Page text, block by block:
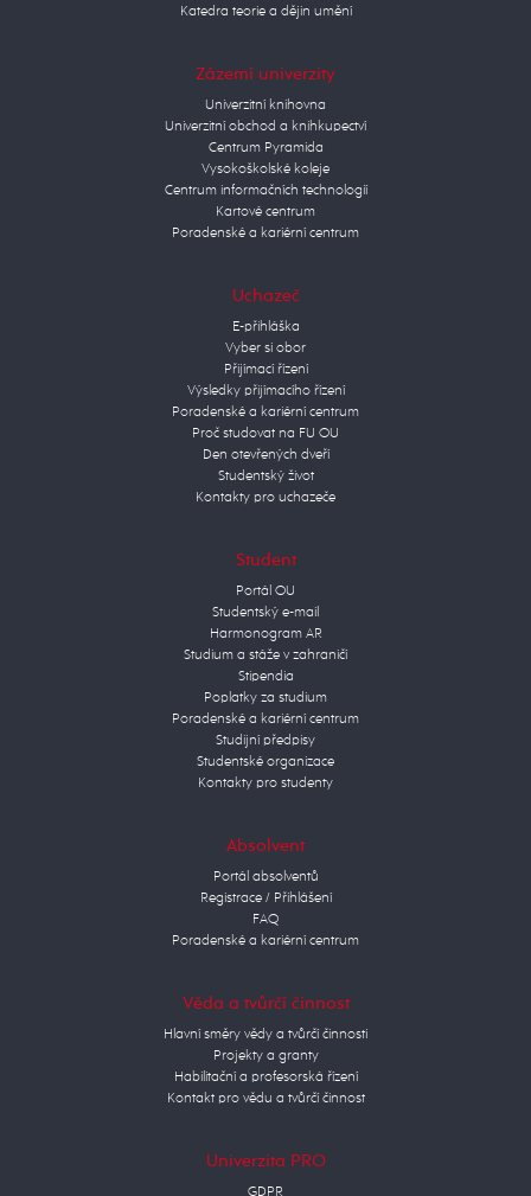
Katedra teorie a dějin umění
Zázemí univerzity
Univerzitní knihovna
Univerzitní obchod a knihkupectví
Centrum Pyramida
Vysokoškolské koleje
Centrum informačních technologií
Kartové centrum
Poradenské a kariérní centrum
Uchazeč
E-přihláška
Vyber si obor
Přijímací řízení
Výsledky přijímacího řízení
Poradenské a kariérní centrum
Proč studovat na FU OU
Den otevřených dveří
Studentský život
Kontakty pro uchazeče
Student
Portál OU
Studentský e-mail
Harmonogram AR
Studium a stáže v zahraničí
Stipendia
Poplatky za studium
Poradenské a kariérní centrum
Studijní předpisy
Studentské organizace
Kontakty pro studenty
Absolvent
Portál absolventů
Registrace / Přihlášení
FAQ
Poradenské a kariérní centrum
Věda a tvůrčí činnost
Hlavní směry vědy a tvůrčí činnosti
Projekty a granty
Habilitační a profesorská řízení
Kontakt pro vědu a tvůrčí činnost
Univerzita PRO
GDPR